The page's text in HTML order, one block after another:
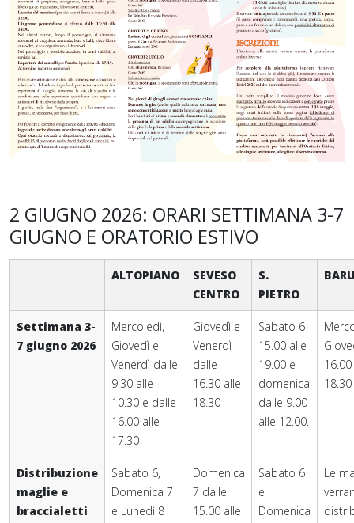
2 GIUGNO 2026: ORARI SETTIMANA 3-7
GIUGNO E ORATORIO ESTIVO
ALTOPIANO
SEVESO
CENTRO
S.
PIETRO
Settimana 3-
7 giugno 2026
Mercoledì,
Giovedì e
Venerdì dalle
9.30 alle
10.30 e dalle
16.00 alle
17.30
Giovedì e
Venerdì
dalle
16.30 alle
18.30
Sabato 6
15.00 alle
19.00 e
domenica
dalle 9.00
alle 12.00.
18.30
Distribuzione
maglie e
braccialetti
Sabato 6,
Domenica 7
e Lunedì 8
Domenica
7 dalle
15.00 alle
Sabato 6
e
Domenica
Le